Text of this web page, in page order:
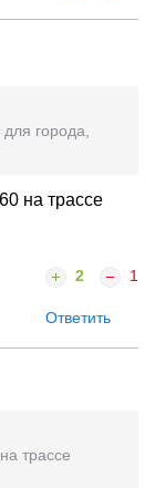
города,
на трассе
2 1
Ответить
трассе